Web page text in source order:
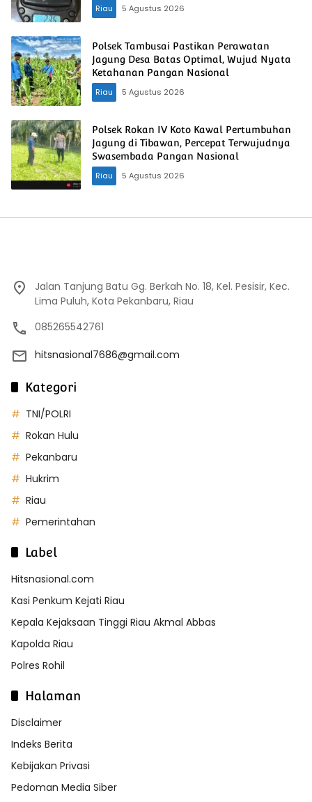
Riau
5 Agustus 2026
Polsek Tambusai Pastikan Perawatan
Jagung Desa Batas Optimal, Wujud Nyata
Ketahanan Pangan Nasional
Riau
5 Agustus 2026
Polsek Rokan IV Koto Kawal Pertumbuhan
Jagung di Tibawan, Percepat Terwujudnya
Swasembada Pangan Nasional
Riau
5 Agustus 2026
Jalan Tanjung Batu Gg. Berkah No. 18, Kel. Pesisir, Kec.
Lima Puluh, Kota Pekanbaru, Riau
085265542761
hitsnasional7686@gmail.com
Kategori
TNI/POLRI
Rokan Hulu
Pekanbaru
Hukrim
Riau
Pemerintahan
Label
Hitsnasional.com
Kasi Penkum Kejati Riau
Kepala Kejaksaan Tinggi Riau Akmal Abbas
Kapolda Riau
Polres Rohil
Halaman
Disclaimer
Indeks Berita
Kebijakan Privasi
Pedoman Media Siber